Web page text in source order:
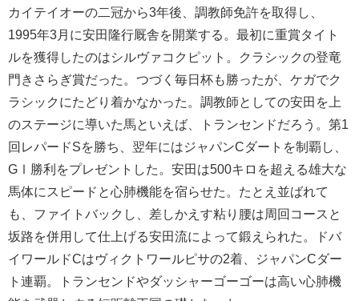
カイテイオーの二冠から3年後、調教師免許を取得し、
1995年3月に安田隆行厩舎を開業する。最初に重賞タイト
ルを獲得したのはシルヴァコクピット。クラシックの登竜
門きさらぎ賞だった。つづく毎日杯も勝ったが、ケガでク
ラシックにたどり着かなかった。調教師としての安田を上
のステージに導いた馬といえば、トランセンドだろう。第1
回レパードSを勝ち、翌年にはジャパンCダートを制覇し、
GⅠ勝利をプレゼントした。安田は500キロを超える雄大な
馬体にスピードと心肺機能を宿らせた。たとえ並ばれて
も、ファイトバックし、差しかえす粘り腰は周回コースと
坂路を併用して仕上げる安田流によって鍛えられた。ドバ
イワールドCはヴィクトワールピサの2着、ジャパンCダー
ト連覇。トランセンドやダッシャーゴーゴーは高い心肺機